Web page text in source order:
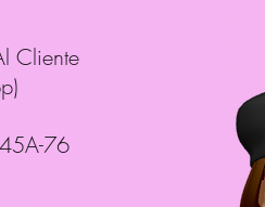
Cliente
76